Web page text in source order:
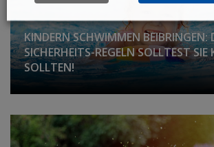
KINDERN SCHWIMMEN BEIBRINGEN:
SICHERHEITS-REGELN SOLLTEST SIE
SOLLTEN!